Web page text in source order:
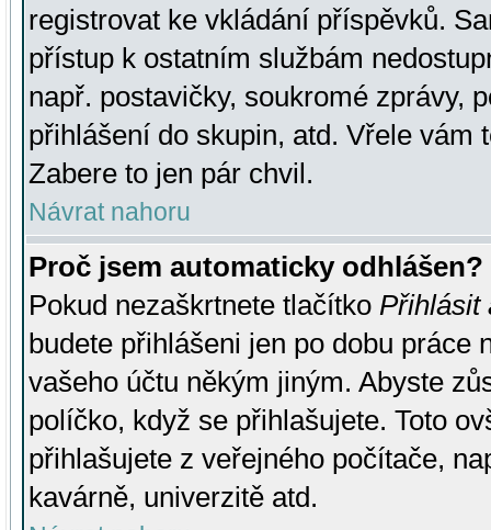
registrovat ke vkládání příspěvků.
přístup k ostatním službám
např. postavičky, soukromé zprávy,
přihlášení do skupin, atd. Vřele vám
Zabere to jen pár chvil.
Návrat nahoru
Proč jsem automaticky odhlášen?
Pokud nezaškrtnete tlačítko Přihlásit
budete přihlášeni jen po dobu práce
vašeho účtu někým jiným. Abyste
políčko, když se přihlašujete. Toto
přihlašujete z veřejného počítače,
kavárně, univerzitě atd.